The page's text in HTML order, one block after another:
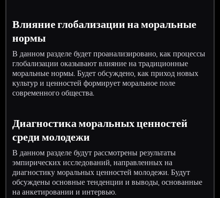
Влияние глобализации на моральные
нормы
В данном разделе будет проанализировано, как процессы
глобализации оказывают влияние на традиционные
моральные нормы. Будет обсуждено, как приход новых
культур и ценностей формирует моральное поле
современного общества.
Диагностика моральных ценностей
среди молодежи
В данном разделе будут рассмотрены результаты
эмпирических исследований, направленных на
диагностику моральных ценностей молодежи. Будут
обсуждены основные тенденции и выводы, основанные
на анкетировании и интервью.